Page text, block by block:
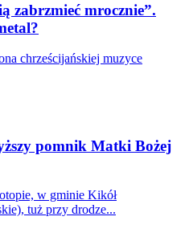
zabrzmieć mrocznie”.
chrześcijańskiej muzyce
pomnik Matki Bożej
w gminie Kikół
tuż przy drodze...